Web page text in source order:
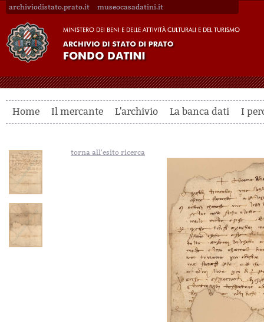
archiviodistato.prato.it museocasadatini.it
Home Il mercante L'archivio La banca dati I
torna all'esito ricerca